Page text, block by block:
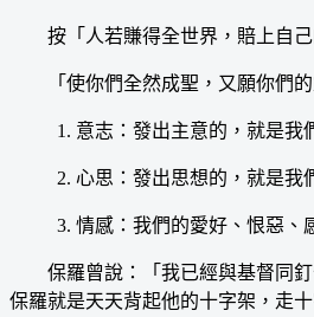
按「人若賺得全世界，賠上自己
「使你們全然成聖，又願你們的
1. 意志：發出主意的，就是我
2. 心思：發出思想的，就是我
3. 情感：我們的愛好、恨惡、
保羅曾說：「我已經與基督同釘
保羅就是天天背起他的十字架，走